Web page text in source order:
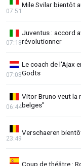
Mile Svilar bientôt
07:51
Juventus : accord
révolutionner
07:18
Le coach de l'Ajax
Godts
07:03
Vitor Bruno veut la
belges"
06:44
Verschaeren
23:49
Coup de théâtre :